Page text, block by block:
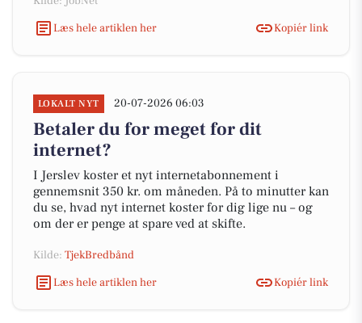
Læs hele artiklen her
Kopiér link
LOKALT NYT 20-07-2026 06:03
Betaler du for meget for dit
internet?
I Jerslev koster et nyt internetabonnement i
gennemsnit 350 kr. om måneden. På to minutter kan
du se, hvad nyt internet koster for dig lige nu – og
om der er penge at spare ved at skifte.
Kilde: TjekBredbånd
Læs hele artiklen her
Kopiér link